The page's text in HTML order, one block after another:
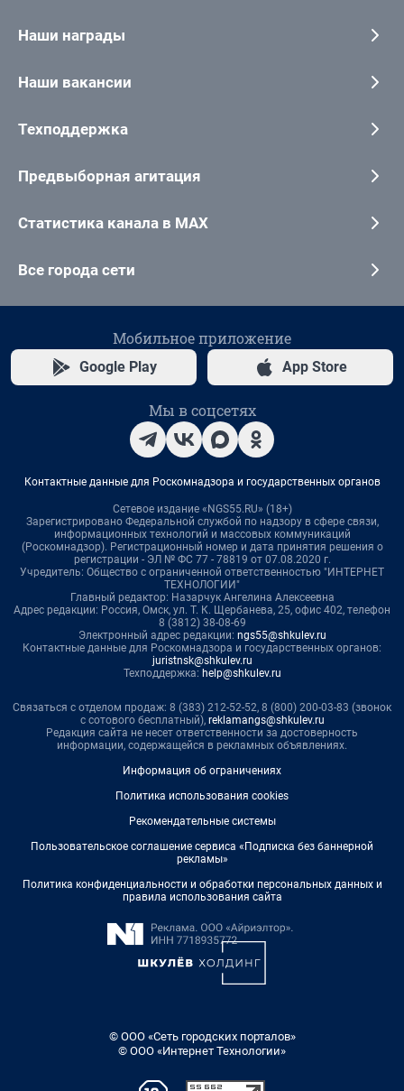
Наши награды
Наши вакансии
Техподдержка
Предвыборная агитация
Статистика канала в MAX
Все города сети
Мобильное приложение
Google Play App Store
Мы в соцсетях
Контактные данные для Роскомнадзора и государственных органов
Сетевое издание «NGS55.RU» (18+)
Зарегистрировано Федеральной службой по надзору в сфере связи,
информационных технологий и массовых коммуникаций
(Роскомнадзор). Регистрационный номер и дата принятия решения о
регистрации - ЭЛ № ФС 77 - 78819 от 07.08.2020 г.
Учредитель: Общество с ограниченной ответственностью "ИНТЕРНЕТ
ТЕХНОЛОГИИ"
Главный редактор: Назарчук Ангелина Алексеевна
Адрес редакции: Россия, Омск, ул. Т. К. Щербанева, 25, офис 402, телефон
8 (3812) 38-08-69
Электронный адрес редакции: ngs55@shkulev.ru
Контактные данные для Роскомнадзора и государственных органов:
juristnsk@shkulev.ru
Техподдержка: help@shkulev.ru
Связаться с отделом продаж: 8 (383) 212-52-52, 8 (800) 200-03-83 (звонок
с сотового бесплатный), reklamangs@shkulev.ru
Редакция сайта не несет ответственности за достоверность
информации, содержащейся в рекламных объявлениях.
Информация об ограничениях
Политика использования cookies
Рекомендательные системы
Пользовательское соглашение сервиса «Подписка без баннерной
рекламы»
Политика конфиденциальности и обработки персональных данных и
правила использования сайта
© ООО «Сеть городских порталов»
© ООО «Интернет Технологии»